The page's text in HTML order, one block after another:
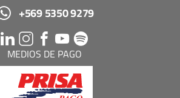
+569 5350 9279
MEDIOS DE PAGO